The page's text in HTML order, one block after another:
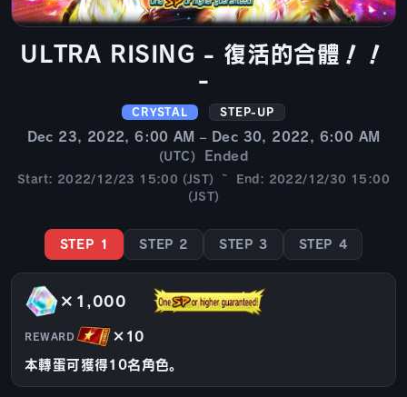
ULTRA RISING - 復活的合體！！
-
CRYSTAL STEP-UP
Dec 23, 2022, 6:00 AM – Dec 30, 2022, 6:00 AM
(UTC) Ended
Start: 2022/12/23 15:00 (JST) ~ End: 2022/12/30 15:00
(JST)
STEP 1 STEP 2 STEP 3 STEP 4
×1,000
本轉蛋可獲得10名角色。
REWARD ×10